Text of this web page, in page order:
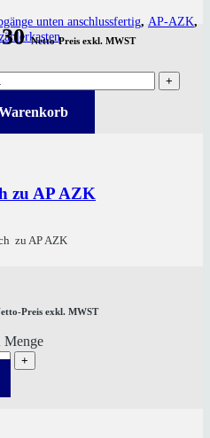
unten anschlussfertig, AP-AZK,
Netto-Preis exkl. MWST
zu AP AZK
zu AP AZK
Preis exkl. MWST
Menge